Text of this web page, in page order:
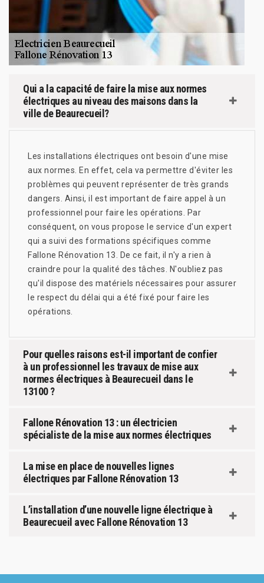
Qui a la capacité de faire la mise aux normes
électriques au niveau des maisons dans la
ville de Beaurecueil?
Les installations électriques ont besoin d'une mise
aux normes. En effet, cela va permettre d'éviter les
problèmes qui peuvent représenter de très grands
dangers. Ainsi, il est important de faire appel à un
professionnel pour faire les opérations. Par
conséquent, on vous propose le service d'un expert
qui a suivi des formations spécifiques comme
Fallone Rénovation 13. De ce fait, il n'y a rien à
craindre pour la qualité des tâches. N'oubliez pas
qu'il dispose des matériels nécessaires pour assurer
le respect du délai qui a été fixé pour faire les
opérations.
Pour quelles raisons est-il important de confier
à un professionnel les travaux de mise aux
normes électriques à Beaurecueil dans le
13100 ?
Fallone Rénovation 13 : un électricien
spécialiste de la mise aux normes électriques
La mise en place de nouvelles lignes
électriques par Fallone Rénovation 13
L’installation d’une nouvelle ligne électrique à
Beaurecueil avec Fallone Rénovation 13